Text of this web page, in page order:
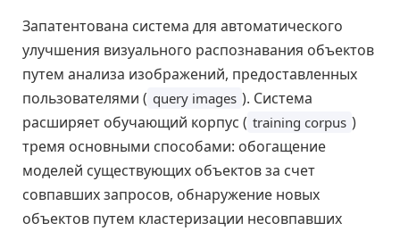
Запатентована система для автоматического
улучшения визуального распознавания объектов
путем анализа изображений, предоставленных
пользователями ( query images ). Система
расширяет обучающий корпус ( training corpus )
тремя основными способами: обогащение
моделей существующих объектов за счет
совпавших запросов, обнаружение новых
объектов путем кластеризации несовпавших